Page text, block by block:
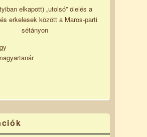
elkapott) „utolsó” ölelés a
erkelesek között a Maros-parti
sétányon